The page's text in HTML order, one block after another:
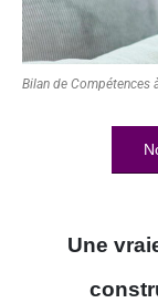
Bilan de Compétences
Une